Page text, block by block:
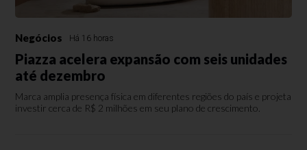
Negócios Há 16 horas
Piazza acelera expansão com seis unidades
até dezembro
Marca amplia presença física em diferentes regiões do país e projeta
investir cerca de R$ 2 milhões em seu plano de crescimento.